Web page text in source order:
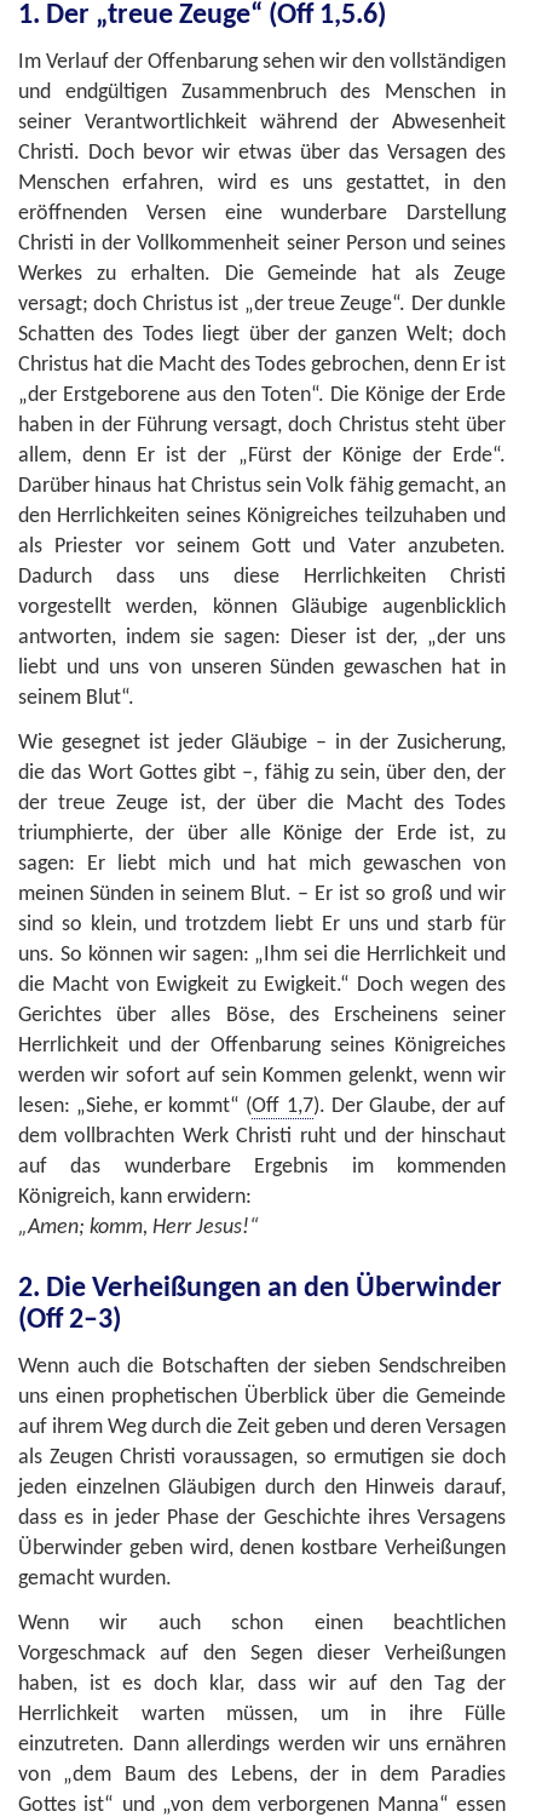
1. Der „treue Zeuge“ (Off 1,5.6)
Im Verlauf der Offenbarung sehen wir den vollständigen
und endgültigen Zusammenbruch des Menschen in
seiner Verantwortlichkeit während der Abwesenheit
Christi. Doch bevor wir etwas über das Versagen des
Menschen erfahren, wird es uns gestattet, in den
eröffnenden Versen eine wunderbare Darstellung
Christi in der Vollkommenheit seiner Person und seines
Werkes zu erhalten. Die Gemeinde hat als Zeuge
versagt; doch Christus ist „der treue Zeuge“. Der dunkle
Schatten des Todes liegt über der ganzen Welt; doch
Christus hat die Macht des Todes gebrochen, denn Er ist
„der Erstgeborene aus den Toten“. Die Könige der Erde
haben in der Führung versagt, doch Christus steht über
allem, denn Er ist der „Fürst der Könige der Erde“.
Darüber hinaus hat Christus sein Volk fähig gemacht, an
den Herrlichkeiten seines Königreiches teilzuhaben und
als Priester vor seinem Gott und Vater anzubeten.
Dadurch dass uns diese Herrlichkeiten Christi
vorgestellt werden, können Gläubige augenblicklich
antworten, indem sie sagen: Dieser ist der, „der uns
liebt und uns von unseren Sünden gewaschen hat in
seinem Blut“.
Wie gesegnet ist jeder Gläubige – in der Zusicherung,
die das Wort Gottes gibt –, fähig zu sein, über den, der
der treue Zeuge ist, der über die Macht des Todes
triumphierte, der über alle Könige der Erde ist, zu
sagen: Er liebt mich und hat mich gewaschen von
meinen Sünden in seinem Blut. – Er ist so groß und wir
sind so klein, und trotzdem liebt Er uns und starb für
uns. So können wir sagen: „Ihm sei die Herrlichkeit und
die Macht von Ewigkeit zu Ewigkeit.“ Doch wegen des
Gerichtes über alles Böse, des Erscheinens seiner
Herrlichkeit und der Offenbarung seines Königreiches
werden wir sofort auf sein Kommen gelenkt, wenn wir
lesen: „Siehe, er kommt“ (Off 1,7). Der Glaube, der auf
dem vollbrachten Werk Christi ruht und der hinschaut
auf das wunderbare Ergebnis im kommenden
Königreich, kann erwidern:
„Amen; komm, Herr Jesus!“
2. Die Verheißungen an den Überwinder
(Off 2–3)
Wenn auch die Botschaften der sieben Sendschreiben
uns einen prophetischen Überblick über die Gemeinde
auf ihrem Weg durch die Zeit geben und deren Versagen
als Zeugen Christi voraussagen, so ermutigen sie doch
jeden einzelnen Gläubigen durch den Hinweis darauf,
dass es in jeder Phase der Geschichte ihres Versagens
Überwinder geben wird, denen kostbare Verheißungen
gemacht wurden.
Wenn wir auch schon einen beachtlichen
Vorgeschmack auf den Segen dieser Verheißungen
haben, ist es doch klar, dass wir auf den Tag der
Herrlichkeit warten müssen, um in ihre Fülle
einzutreten. Dann allerdings werden wir uns ernähren
von „dem Baum des Lebens, der in dem Paradies
Gottes ist“ und „von dem verborgenen Manna“ essen